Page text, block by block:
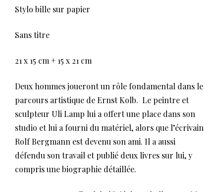
Stylo bille sur papier
Sans titre
21 x 15 cm + 15 x 21 cm
Deux hommes joueront un rôle fondamental dans le
parcours artistique de Ernst Kolb. Le peintre et
sculpteur Uli Lamp lui a offert une place dans son
studio et lui a fourni du matériel, alors que l’écrivain
Rolf Bergmann est devenu son ami. Il a aussi
défendu son travail et publié deux livres sur lui, y
compris une biographie détaillée.